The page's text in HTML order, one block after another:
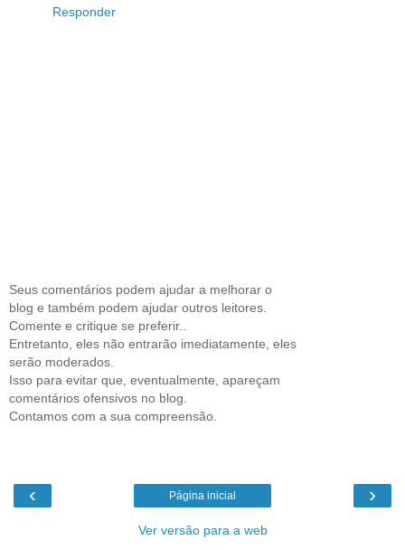
Responder
Seus comentários podem ajudar a melhorar o
blog e também podem ajudar outros leitores.
Comente e critique se preferir..
Entretanto, eles não entrarão imediatamente, eles
serão moderados.
Isso para evitar que, eventualmente, apareçam
comentários ofensivos no blog.
Contamos com a sua compreensão.
‹ ›
Página inicial
Ver versão para a web